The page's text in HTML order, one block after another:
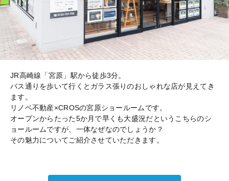
JR高崎線「宮原」駅から徒歩3分。
バス通りを歩いて行くとガラス張りのおしゃれな店が見えてき
ます。
リノベ不動産×CROSの宮原ショールームです。
オープンからたった5か月で早くも大盛況だというこちらのシ
ョールームですが、一体なぜなのでしょうか？
その魅力についてご紹介させていただきます。